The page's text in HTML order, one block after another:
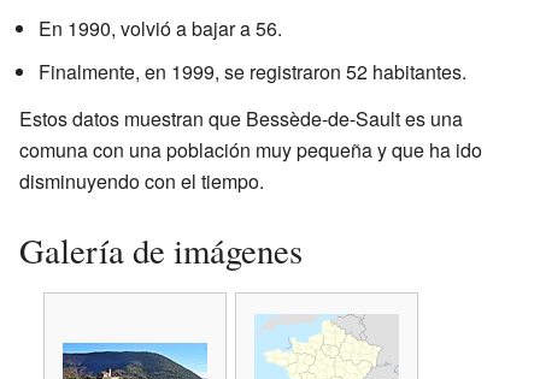
En 1990, volvió a bajar a 56.
Finalmente, en 1999, se registraron 52 habitantes.
Estos datos muestran que Bessède-de-Sault es una
comuna con una población muy pequeña y que ha ido
disminuyendo con el tiempo.
Galería de imágenes